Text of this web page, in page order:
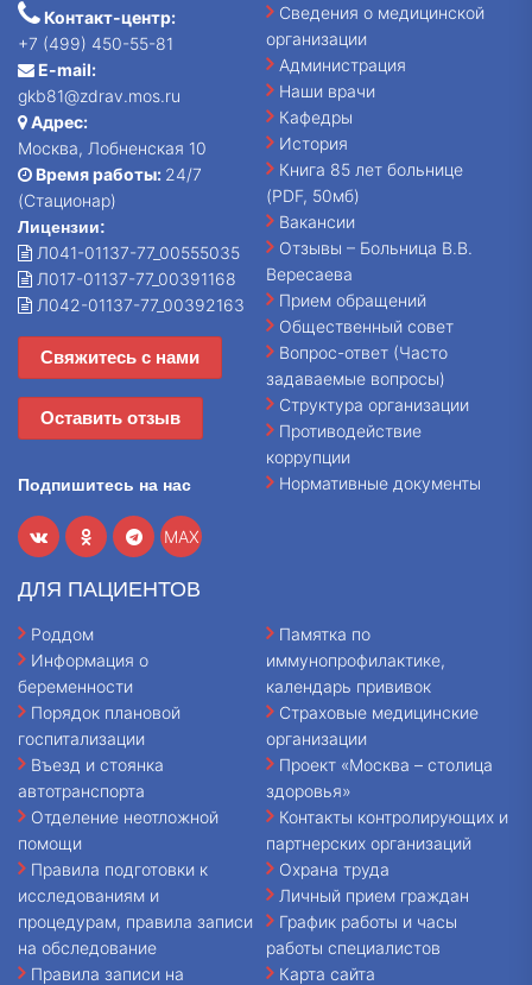
Контакт-центр:
+7 (499) 450-55-81
E-mail:
gkb81@zdrav.mos.ru
Адрес:
Москва, Лобненская 10
Время работы: 24/7
(Стационар)
Лицензии:
Л041-01137-77_00555035
Л017-01137-77_00391168
Л042-01137-77_00392163
Свяжитесь с нами
Оставить отзыв
Подпишитесь на нас
MAX
Сведения о медицинской
организации
Администрация
Наши врачи
Кафедры
История
Книга 85 лет больнице
(PDF, 50мб)
Вакансии
Отзывы – Больница В.В.
Вересаева
Прием обращений
Общественный совет
Вопрос-ответ (Часто
задаваемые вопросы)
Структура организации
Противодействие
коррупции
Нормативные документы
ДЛЯ ПАЦИЕНТОВ
Роддом
Информация о
беременности
Порядок плановой
госпитализации
Въезд и стоянка
автотранспорта
Отделение неотложной
помощи
Правила подготовки к
исследованиям и
процедурам, правила записи
на обследование
Правила записи на
Памятка по
иммунопрофилактике,
календарь прививок
Страховые медицинские
организации
Проект «Москва – столица
здоровья»
Контакты контролирующих и
партнерских организаций
Охрана труда
Личный прием граждан
График работы и часы
работы специалистов
Карта сайта